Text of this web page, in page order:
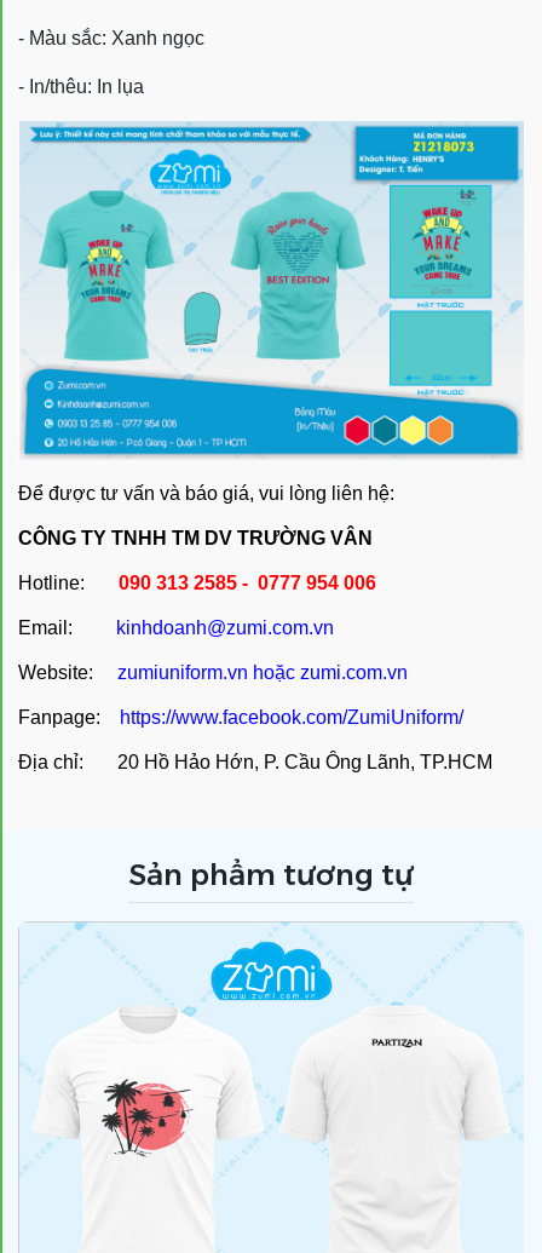
- Màu sắc: Xanh ngọc
- In/thêu: In lụa
Để được tư vấn và báo giá, vui lòng liên hệ:
CÔNG TY TNHH TM DV TRƯỜNG VÂN
Hotline: 090 313 2585 - 0777 954 006
Email: kinhdoanh@zumi.com.vn
Website: zumiuniform.vn hoặc zumi.com.vn
Fanpage: https://www.facebook.com/ZumiUniform/
Địa chỉ: 20 Hồ Hảo Hớn, P. Cầu Ông Lãnh, TP.HCM
Sản phẩm tương tự